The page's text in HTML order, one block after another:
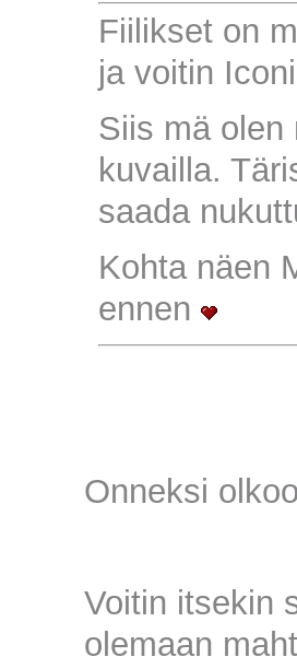
Fiilikset on
ja voitin
Siis mä olen
kuvailla.
saada
Kohta näen
ennen
Onneksi
Voitin itsekin
olemaan